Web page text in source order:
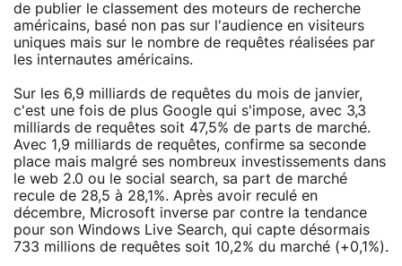
de publier le classement des moteurs de recherche
américains, basé non pas sur l'audience en visiteurs
uniques mais sur le nombre de requêtes réalisées par
les internautes américains.
Sur les 6,9 milliards de requêtes du mois de janvier,
c'est une fois de plus Google qui s'impose, avec 3,3
milliards de requêtes soit 47,5% de parts de marché.
Avec 1,9 milliards de requêtes, confirme sa seconde
place mais malgré ses nombreux investissements dans
le web 2.0 ou le social search, sa part de marché
recule de 28,5 à 28,1%. Après avoir reculé en
décembre, Microsoft inverse par contre la tendance
pour son Windows Live Search, qui capte désormais
733 millions de requêtes soit 10,2% du marché (+0,1%).